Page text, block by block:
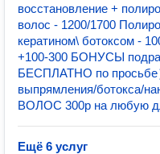
восстановление +
волос - 1200/1700
кератином\ ботоксом -
+100-300 БОНУСЫ
БЕСПЛАТНО по просьбе
выпрямления/ботокса/
ВОЛОС 300р на любую
Ещё 6 услуг